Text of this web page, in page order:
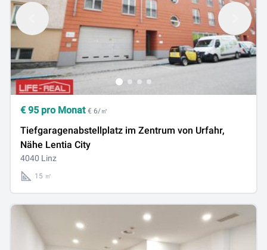
€ 95 pro Monat € 6/㎡
Tiefgaragenabstellplatz im Zentrum von Urfahr,
Nähe Lentia City
4040 Linz
15 ㎡